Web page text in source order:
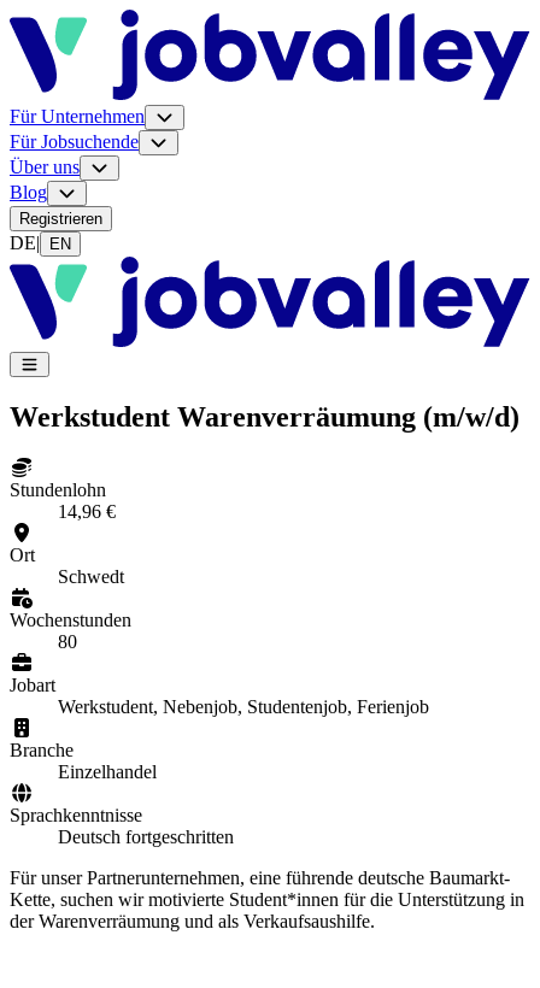
Für Unternehmen
Für Jobsuchende
Über uns
Blog
Registrieren
DE| EN
Werkstudent Warenverräumung (m/w/d)
Stundenlohn
14,96 €
Ort
Schwedt
Wochenstunden
80
Jobart
Werkstudent, Nebenjob, Studentenjob, Ferienjob
Branche
Einzelhandel
Sprachkenntnisse
Deutsch fortgeschritten
Für unser Partnerunternehmen, eine führende deutsche Baumarkt-
Kette, suchen wir motivierte Student*innen für die Unterstützung in
der Warenverräumung und als Verkaufsaushilfe.